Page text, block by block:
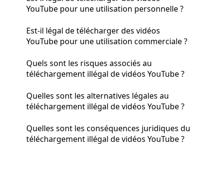
YouTube pour une utilisation personnelle ?
Est-il légal de télécharger des vidéos
YouTube pour une utilisation commerciale ?
Quels sont les risques associés au
téléchargement illégal de vidéos YouTube ?
Quelles sont les alternatives légales au
téléchargement illégal de vidéos YouTube ?
Quelles sont les conséquences juridiques du
téléchargement illégal de vidéos YouTube ?